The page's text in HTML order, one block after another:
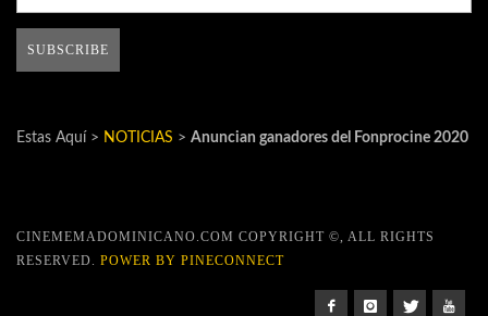
Estas Aquí > NOTICIAS > Anuncian ganadores del Fonprocine 2020
CINEMEMADOMINICANO.COM COPYRIGHT ©, ALL RIGHTS
RESERVED. POWER BY PINECONNECT